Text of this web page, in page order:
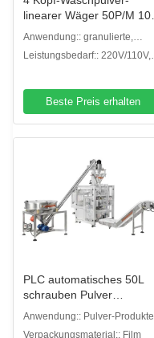
linearer Wäger 50P/M 10"
Farbtouch Screen
Anwendung:: granulierte,
pulverisierte oder andere Arten
Leistungsbedarf:: 220V/110V,
Beste Preis erhalten
PLC automatisches 50L
schrauben Pulver
Multihead-Wäger
Anwendung:: Pulver-Produkte
Verpackungsmaterial:: Film